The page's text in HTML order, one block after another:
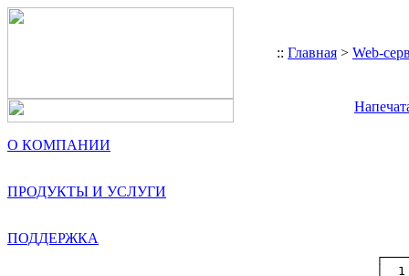
:: Главная > Web-
О КОМПАНИИ
ПРОДУКТЫ И УСЛУГИ
ПОДДЕРЖКА
Приложение 1
                                             к Инструкции о совершении
                                                   таможенных операций
                                        при внутреннем и международном
                                           таможенном транзите товаров
 
           ТРАНЗИТНАЯ ДЕКЛАРАЦИЯ (ТД1)
                                                    │
                             ?????????┌─────────────┤А. МЕСТО
    ┌─────┬───────────────────────────┤   1. ТИП    │ДОСТАВКИ
    │  1  │2. Отправитель      N      │ ДЕКЛАРАЦИИ  │
    ├─────┤(экспортер)                │       │     │
    │Эк-  │                           │    │  │     │
    │зем- │                           ├────┴──┼─────┤
    │пляр │                           │3.     │4.   │
    │для  │                           │Доб.   │Отгр.│
    │тамо-│                           │лист   │спец.│
    │жни  │                           ├───────┼─────┴┬────────────────
    │от-  │                           │5.     │6.    │7. Справочный
    │прав-│                           │Всего  │Кол-  │номер